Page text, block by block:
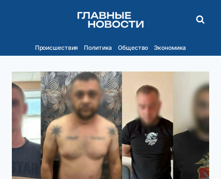
Происшествия Политика Общество Экономика